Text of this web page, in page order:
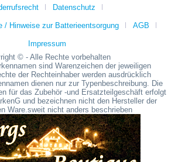
Datenschutz
/ Hinweise zur Batterieentsorgung AGB
Impressum
© - Alle Rechte vorbehalten
sind Warenzeichen der jeweiligen
der Rechteinhaber werden ausdrücklich
dienen nur zur Typenbeschreibung. Die
für das Zubehör -und Ersatzteilgeschäft erfolgt
und bezeichnen nicht den Hersteller der
Ware.sweit nicht anders beschrieben